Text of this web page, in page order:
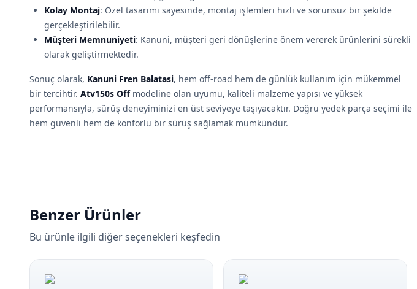
Kolay Montaj: Özel tasarımı sayesinde, montaj işlemleri hızlı ve sorunsuz bir şekilde
gerçekleştirilebilir.
Müşteri Memnuniyeti: Kanuni, müşteri geri dönüşlerine önem vererek ürünlerini sürekli
olarak geliştirmektedir.
Sonuç olarak, Kanuni Fren Balatasi, hem off-road hem de günlük kullanım için mükemmel
bir tercihtir. Atv150s Offmodeline olan uyumu, kaliteli malzeme yapısı ve yüksek
performansıyla, sürüş deneyiminizi en üst seviyeye taşıyacaktır. Doğru yedek parça seçimi ile
hem güvenli hem de konforlu bir sürüş sağlamak mümkündür.
Benzer Ürünler
Bu ürünle ilgili diğer seçenekleri keşfedin